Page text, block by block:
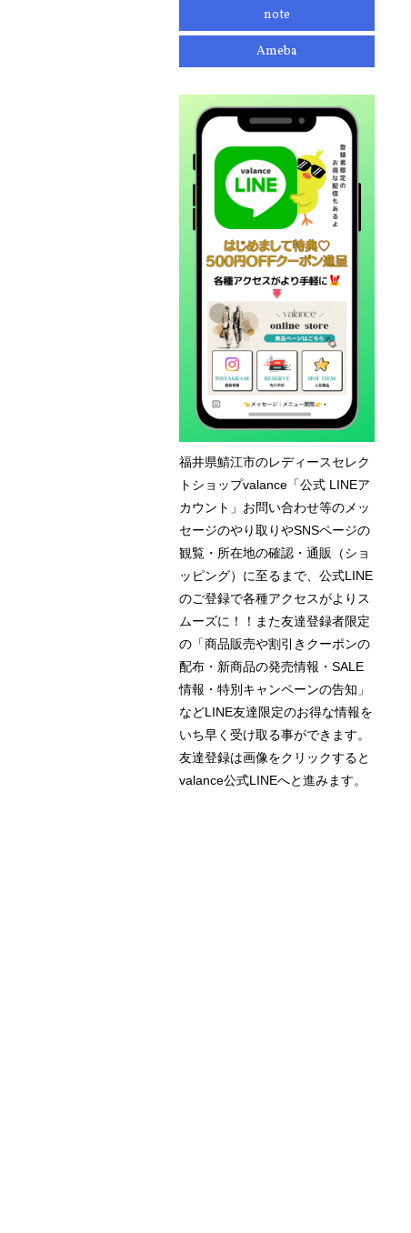
note
Ameba
福井県鯖江市のレディースセレク
トショップvalance「公式 LINEア
カウント」お問い合わせ等のメッ
セージのやり取りやSNSページの
観覧・所在地の確認・通販（ショ
ッピング）に至るまで、公式LINE
のご登録で各種アクセスがよりス
ムーズに！！また友達登録者限定
の「商品販売や割引きクーポンの
配布・新商品の発売情報・SALE
情報・特別キャンペーンの告知」
などLINE友達限定のお得な情報を
いち早く受け取る事ができます。
友達登録は画像をクリックすると
valance公式LINEへと進みます。